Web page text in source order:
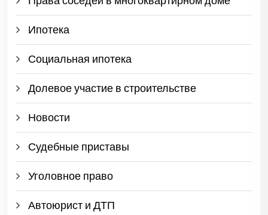
Ипотека
Социальная ипотека
Долевое участие в строительстве
Новости
Судебные приставы
Уголовное право
Автоюрист и ДТП